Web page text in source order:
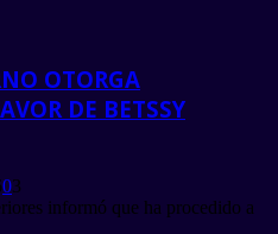
OTORGA
DE BETSSY
03
informó que ha procedido a